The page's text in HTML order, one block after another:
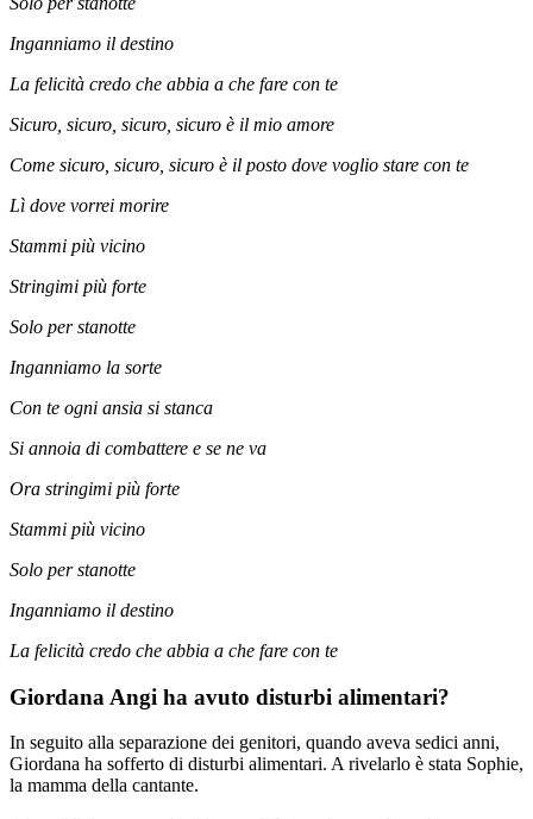
Inganniamo il destino
La felicità credo che abbia a che fare con te
Sicuro, sicuro, sicuro, sicuro è il mio amore
Come sicuro, sicuro, sicuro è il posto dove voglio stare con te
Lì dove vorrei morire
Stammi più vicino
Stringimi più forte
Solo per stanotte
Inganniamo la sorte
Con te ogni ansia si stanca
Si annoia di combattere e se ne va
Ora stringimi più forte
Stammi più vicino
Solo per stanotte
Inganniamo il destino
La felicità credo che abbia a che fare con te
Giordana Angi ha avuto disturbi alimentari?
In seguito alla separazione dei genitori, quando aveva sedici anni,
Giordana ha sofferto di disturbi alimentari. A rivelarlo è stata Sophie,
la mamma della cantante.